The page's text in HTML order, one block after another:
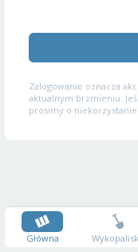
Zalogowanie oznacza
aktualnym brzmieniu.
prosimy o
Główna